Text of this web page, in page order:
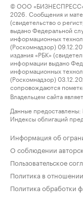
© ООО
2026. Сообщения и
(свидетельство о
выдано Федеральной
информационных
(Роскомнадзор)
издания «РБК»
информации выдано
информационных
(Роскомнадзор)
сопровождаются
Владельцем сайта
Данные предоставлены:
Индексы облигаций
Информация об
О соблюдении
Пользовательское
Политика в
Политика обработки